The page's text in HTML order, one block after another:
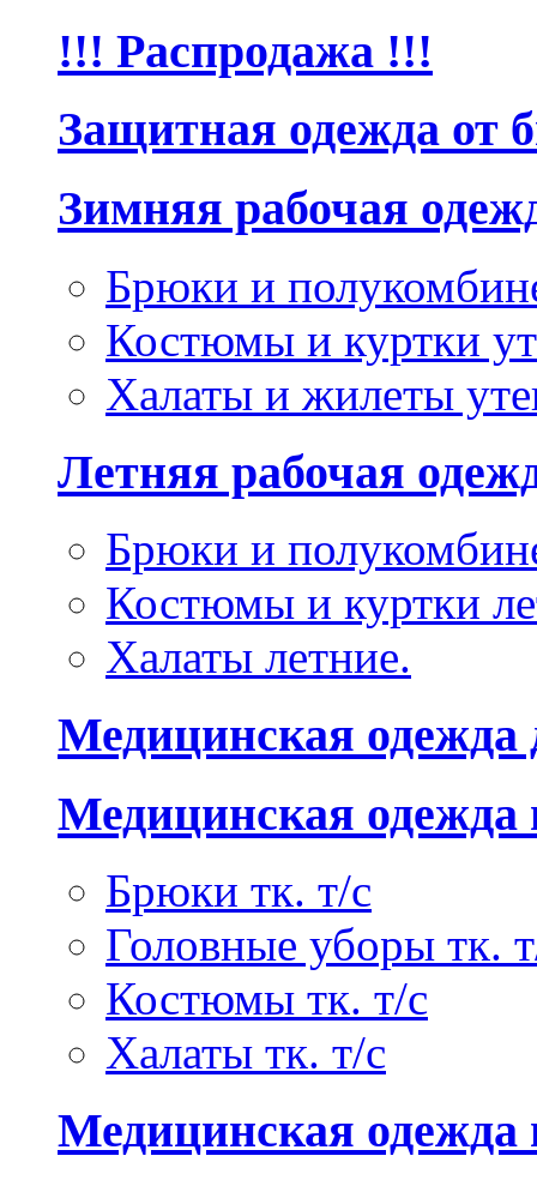
!!! Распродажа !!!
Защитная одежда от
Зимняя рабочая
Брюки и
Костюмы и куртки
Халаты и жилеты
Летняя рабочая
Брюки и
Костюмы и куртки
Халаты летние.
Медицинская
Медицинская одежда
Брюки тк. т/с
Головные уборы тк.
Костюмы тк. т/с
Халаты тк. т/с
Медицинская одежда